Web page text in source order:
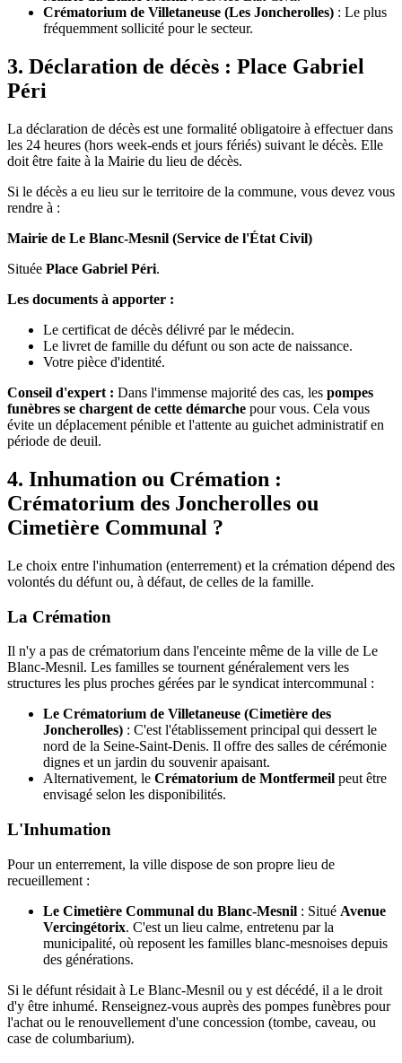
Crématorium de Villetaneuse (Les Joncherolles) : Le plus
fréquemment sollicité pour le secteur.
3. Déclaration de décès : Place Gabriel
Péri
La déclaration de décès est une formalité obligatoire à effectuer dans
les 24 heures (hors week-ends et jours fériés) suivant le décès. Elle
doit être faite à la Mairie du lieu de décès.
Si le décès a eu lieu sur le territoire de la commune, vous devez vous
rendre à :
Mairie de Le Blanc-Mesnil (Service de l'État Civil)
Située Place Gabriel Péri.
Les documents à apporter :
Le certificat de décès délivré par le médecin.
Le livret de famille du défunt ou son acte de naissance.
Votre pièce d'identité.
Conseil d'expert : Dans l'immense majorité des cas, les pompes
funèbres se chargent de cette démarche pour vous. Cela vous
évite un déplacement pénible et l'attente au guichet administratif en
période de deuil.
4. Inhumation ou Crémation :
Crématorium des Joncherolles ou
Cimetière Communal ?
Le choix entre l'inhumation (enterrement) et la crémation dépend des
volontés du défunt ou, à défaut, de celles de la famille.
La Crémation
Il n'y a pas de crématorium dans l'enceinte même de la ville de Le
Blanc-Mesnil. Les familles se tournent généralement vers les
structures les plus proches gérées par le syndicat intercommunal :
Le Crématorium de Villetaneuse (Cimetière des
Joncherolles) : C'est l'établissement principal qui dessert le
nord de la Seine-Saint-Denis. Il offre des salles de cérémonie
dignes et un jardin du souvenir apaisant.
Alternativement, le Crématorium de Montfermeil peut être
envisagé selon les disponibilités.
L'Inhumation
Pour un enterrement, la ville dispose de son propre lieu de
recueillement :
Le Cimetière Communal du Blanc-Mesnil : Situé Avenue
Vercingétorix. C'est un lieu calme, entretenu par la
municipalité, où reposent les familles blanc-mesnoises depuis
des générations.
Si le défunt résidait à Le Blanc-Mesnil ou y est décédé, il a le droit
d'y être inhumé. Renseignez-vous auprès des pompes funèbres pour
l'achat ou le renouvellement d'une concession (tombe, caveau, ou
case de columbarium).